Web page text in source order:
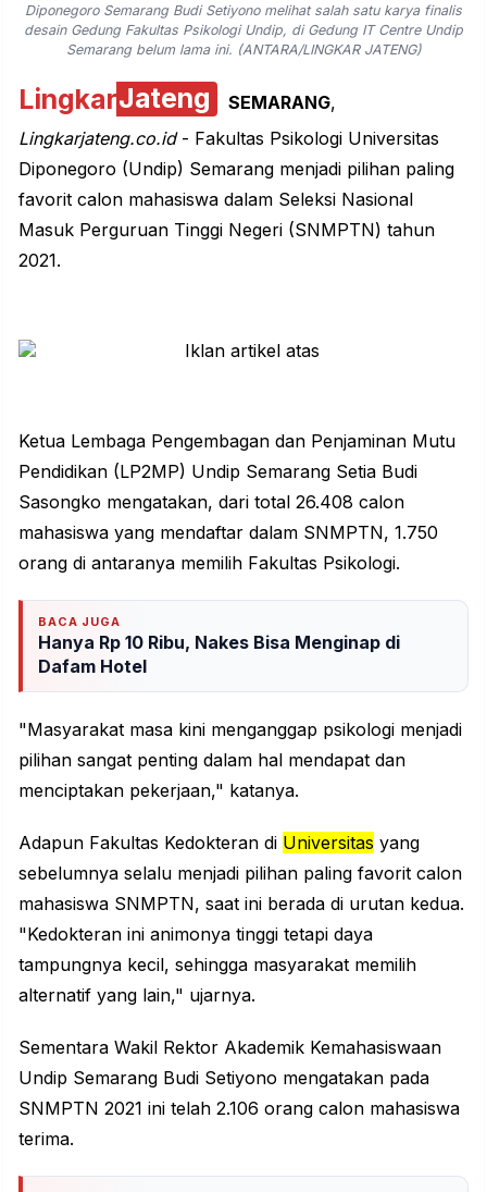
Diponegoro Semarang Budi Setiyono melihat salah satu karya finalis
desain Gedung Fakultas Psikologi Undip, di Gedung IT Centre Undip
Semarang belum lama ini. (ANTARA/LINGKAR JATENG)
LingkarJateng SEMARANG,
Lingkarjateng.co.id- Fakultas Psikologi Universitas
Diponegoro (Undip) Semarang menjadi pilihan paling
favorit calon mahasiswa dalam Seleksi Nasional
Masuk Perguruan Tinggi Negeri (SNMPTN) tahun
2021.
Ketua Lembaga Pengembagan dan Penjaminan Mutu
Pendidikan (LP2MP) Undip Semarang Setia Budi
Sasongko mengatakan, dari total 26.408 calon
mahasiswa yang mendaftar dalam SNMPTN, 1.750
orang di antaranya memilih Fakultas Psikologi.
BACA JUGA
Hanya Rp 10 Ribu, Nakes Bisa Menginap di
Dafam Hotel
"Masyarakat masa kini menganggap psikologi menjadi
pilihan sangat penting dalam hal mendapat dan
menciptakan pekerjaan," katanya.
Adapun Fakultas Kedokteran di Universitas yang
sebelumnya selalu menjadi pilihan paling favorit calon
mahasiswa SNMPTN, saat ini berada di urutan kedua.
"Kedokteran ini animonya tinggi tetapi daya
tampungnya kecil, sehingga masyarakat memilih
alternatif yang lain," ujarnya.
Sementara Wakil Rektor Akademik Kemahasiswaan
Undip Semarang Budi Setiyono mengatakan pada
SNMPTN 2021 ini telah 2.106 orang calon mahasiswa
terima.